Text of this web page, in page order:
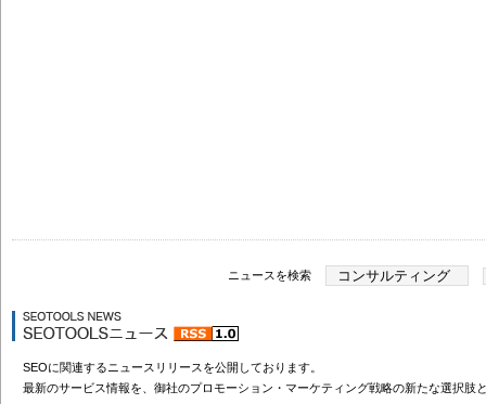
ニュースを検索
SEOに関連するニュースリリースを公開しております。
最新のサービス情報を、御社のプロモーション・マーケティング戦略の新たな選択肢